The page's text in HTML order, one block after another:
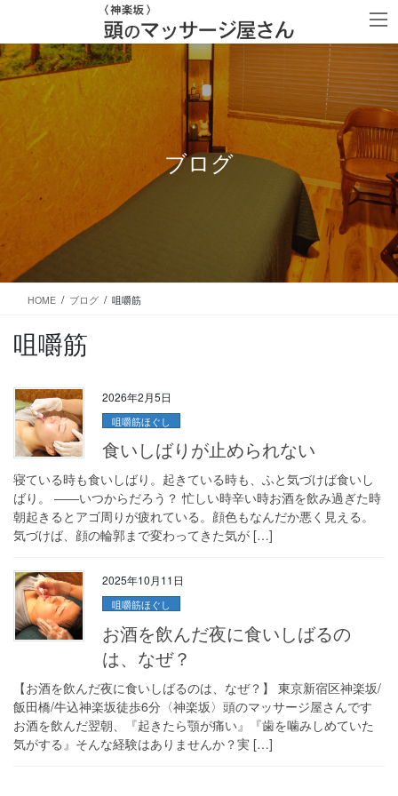
テ
ン
ツ
に
ゲ
ー
シ
ョ
ブログ
HOME ブログ 咀嚼筋
咀嚼筋
2026年2月5日
咀嚼筋ほぐし
食いしばりが止められない
寝ている時も食いしばり。起きている時も、ふと気づけば食いし
ばり。 ――いつからだろう？ 忙しい時辛い時お酒を飲み過ぎた時
朝起きるとアゴ周りが疲れている。顔色もなんだか悪く見える。
気づけば、顔の輪郭まで変わってきた気が […]
2025年10月11日
咀嚼筋ほぐし
お酒を飲んだ夜に食いしばるの
は、なぜ？
【お酒を飲んだ夜に食いしばるのは、なぜ？】 東京新宿区神楽坂/
飯田橋/牛込神楽坂徒歩6分〈神楽坂〉頭のマッサージ屋さんです
お酒を飲んだ翌朝、『起きたら顎が痛い』『歯を噛みしめていた
気がする』そんな経験はありませんか？実 […]